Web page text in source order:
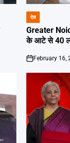
POSTED
IN
देश
Greater
के आटे से 40
on
February 16,